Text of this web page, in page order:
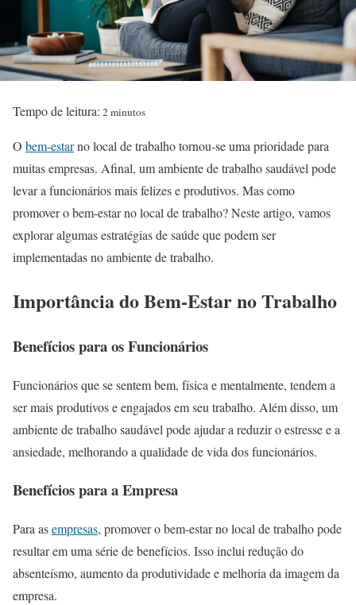
Tempo de leitura: 2 minutos
O bem-estarno local de trabalho tornou-se uma prioridade para
muitas empresas. Afinal, um ambiente de trabalho saudável pode
levar a funcionários mais felizes e produtivos. Mas como
promover o bem-estar no local de trabalho? Neste artigo, vamos
explorar algumas estratégias de saúde que podem ser
implementadas no ambiente de trabalho.
Importância do Bem-Estar no Trabalho
Benefícios para os Funcionários
Funcionários que se sentem bem, física e mentalmente, tendem a
ser mais produtivos e engajados em seu trabalho. Além disso, um
ambiente de trabalho saudável pode ajudar a reduzir o estresse e a
ansiedade, melhorando a qualidade de vida dos funcionários.
Benefícios para a Empresa
Para asempresas, promover o bem-estar no local de trabalho pode
resultar em uma série de benefícios. Isso inclui redução do
absenteísmo, aumento da produtividade e melhoria da imagem da
empresa.